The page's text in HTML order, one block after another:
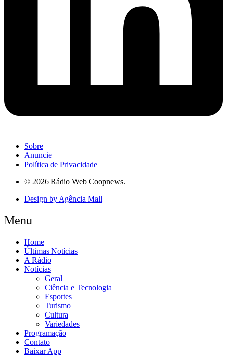
Sobre
Anuncie
Política de Privacidade
© 2026 Rádio Web Coopnews.
Design by Agência Mall
Menu
Home
Últimas Notícias
A Rádio
Notícias
Geral
Ciência e Tecnologia
Esportes
Turismo
Cultura
Variedades
Programação
Contato
Baixar App